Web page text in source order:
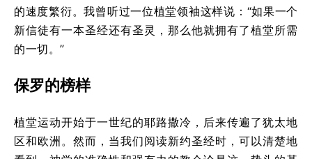
的速度繁衍。我曾听过一位植堂领袖这样说：“如果一个
新信徒有一本圣经还有圣灵，那么他就拥有了植堂所需
的一切。”
保罗的榜样
植堂运动开始于一世纪的耶路撒冷，后来传遍了犹太地
区和欧洲。然而，当我们阅读新约圣经时，可以清楚地